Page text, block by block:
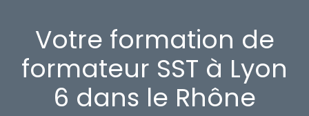
Votre formation de
formateur SST à Lyon
6 dans le Rhône